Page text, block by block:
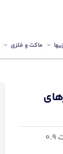
ماکت و فلزی
چرخدنده فلزی با عمر طولانی برای موتورهایی با قطر شفت 0.9